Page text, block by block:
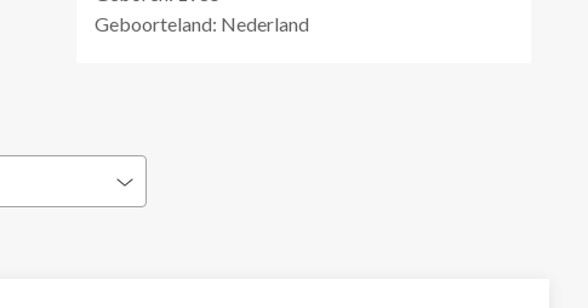
Geboorteland: Nederland